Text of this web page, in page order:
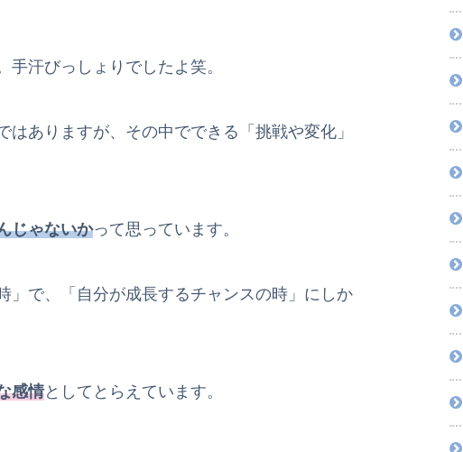
汗びっしょりでしたよ笑。
はありますが、その中でできる「挑戦や変化」
じゃないかって思っています。
」で、「自分が成長するチャンスの時」にしか
感情としてとらえています。